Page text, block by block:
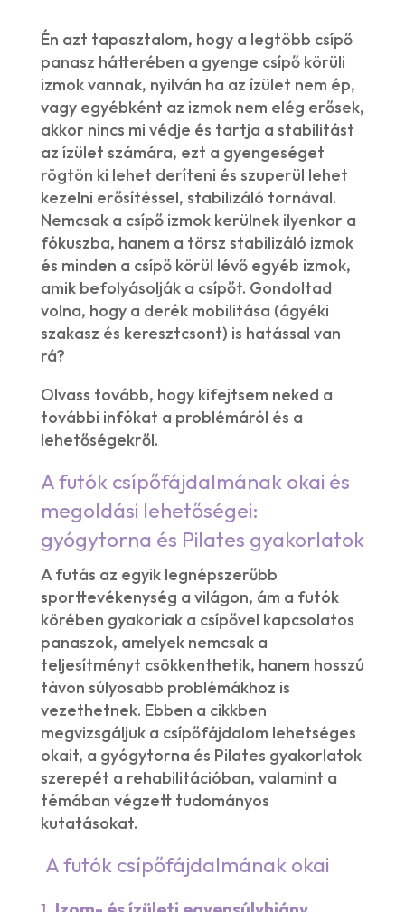
Én azt tapasztalom, hogy a legtöbb csípő
panasz hátterében a gyenge csípő körüli
izmok vannak, nyilván ha az ízület nem ép,
vagy egyébként az izmok nem elég erősek,
akkor nincs mi védje és tartja a stabilitást
az ízület számára, ezt a gyengeséget
rögtön ki lehet deríteni és szuperül lehet
kezelni erősítéssel, stabilizáló tornával.
Nemcsak a csípő izmok kerülnek ilyenkor a
fókuszba, hanem a törsz stabilizáló izmok
és minden a csípő körül lévő egyéb izmok,
amik befolyásolják a csípőt. Gondoltad
volna, hogy a derék mobilitása (ágyéki
szakasz és keresztcsont) is hatással van
rá?
Olvass tovább, hogy kifejtsem neked a
további infókat a problémáról és a
lehetőségekről.
A futók csípőfájdalmának okai és
megoldási lehetőségei:
gyógytorna és Pilates gyakorlatok
A futás az egyik legnépszerűbb
sporttevékenység a világon, ám a futók
körében gyakoriak a csípővel kapcsolatos
panaszok, amelyek nemcsak a
teljesítményt csökkenthetik, hanem hosszú
távon súlyosabb problémákhoz is
vezethetnek. Ebben a cikkben
megvizsgáljuk a csípőfájdalom lehetséges
okait, a gyógytorna és Pilates gyakorlatok
szerepét a rehabilitációban, valamint a
témában végzett tudományos
kutatásokat.
A futók csípőfájdalmának okai